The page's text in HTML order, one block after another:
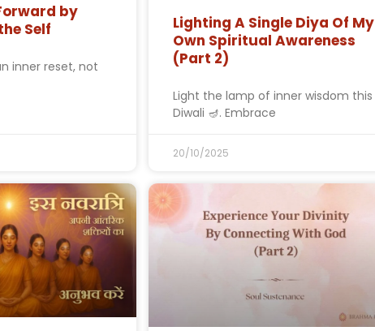
by
Self
inner reset, not
Lighting A Single Diya Of My
Own Spiritual Awareness
(Part 2)
Light the lamp of inner wisdom this
Diwali 🪔. Embrace
20/10/2025